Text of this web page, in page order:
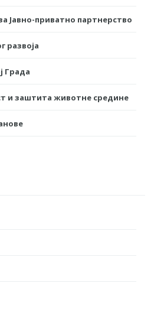
Јавно-приватно партнерство
развоја
Града
и заштита животне средине